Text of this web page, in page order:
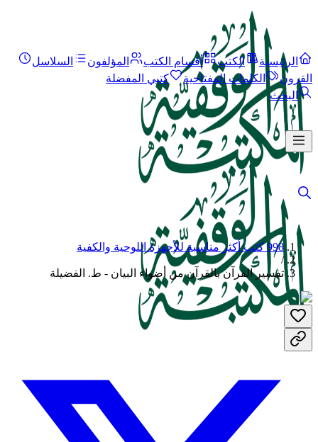
الرئيسية الكتب أقسام الكتب المؤلفون
السلاسل
القرون
الكلمات المفتاحية
كتبي المفضلة
البحث
998 كتب أكثر مناسبة للأجهزة اللوحية والكفية
/
تفسير القرآن بالقرآن من أضواء البيان - ط. الفضيلة